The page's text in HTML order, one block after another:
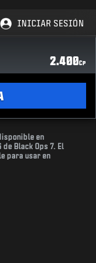
INICIAR SESIÓN
2.400CP
en
Black Ops 7. El
para usar en